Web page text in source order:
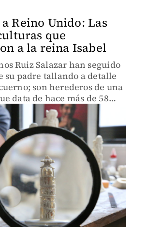
a Reino Unido: Las
que
a la reina Isabel
Ruiz Salazar han seguido
su padre tallando a detalle
son herederos de una
data de hace más de 58